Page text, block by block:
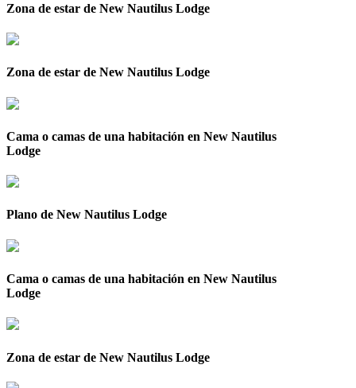
Zona de estar de New Nautilus Lodge
Zona de estar de New Nautilus Lodge
Cama o camas de una habitación en New Nautilus
Lodge
Plano de New Nautilus Lodge
Cama o camas de una habitación en New Nautilus
Lodge
Zona de estar de New Nautilus Lodge